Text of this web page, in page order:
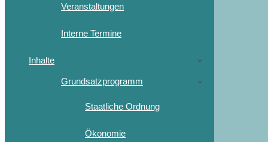
Veranstaltungen
Interne Termine
Inhalte
Grundsatzprogramm
Staatliche Ordnung
Ökonomie